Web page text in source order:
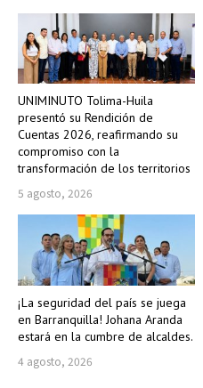
UNIMINUTO Tolima-Huila
presentó su Rendición de
Cuentas 2026, reafirmando su
compromiso con la
transformación de los territorios
5 agosto, 2026
¡La seguridad del país se juega
en Barranquilla! Johana Aranda
estará en la cumbre de alcaldes.
4 agosto, 2026